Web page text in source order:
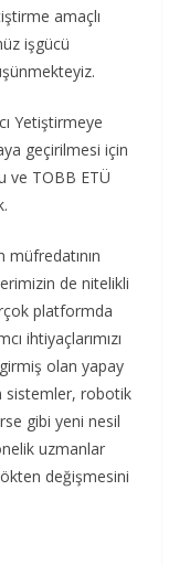
amaçlı
işgücü
Yetiştirmeye
geçirilmesi için
ve TOBB ETÜ
de nitelikli
platformda
ihtiyaçlarımızı
olan yapay
sistemler, robotik
gibi yeni nesil
uzmanlar
değişmesini